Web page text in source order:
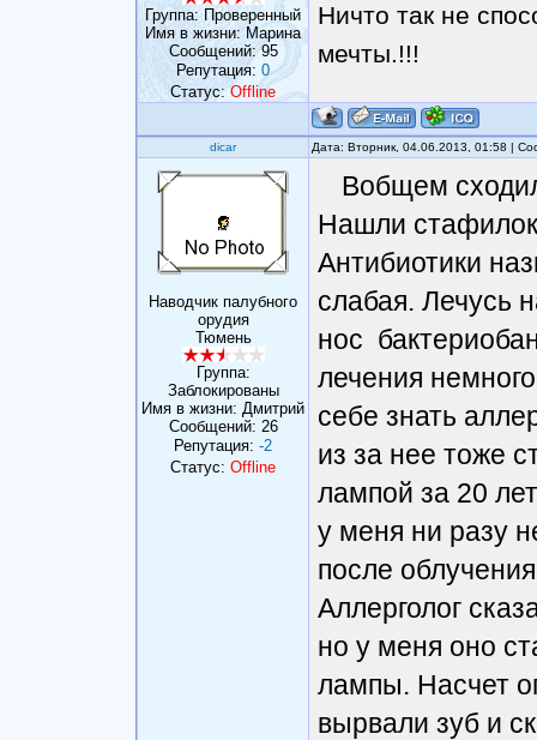
Группа: Проверенный
Имя в жизни: Марина
Сообщений:95
Репутация: 0
Статус:Offline
Ничто так не
мечты.!!!
dicar Дата: Вторник, 04.06.2013, 01:58 |
Наводчик палубного
орудия
Тюмень
Группа:
Заблокированы
Имя в жизни: Дмитрий
Сообщений: 26
Репутация: -2
Статус: Offline
Вобщем
Нашли
Антибиотики
слабая. Лечусь
нос
лечения
себе знать
из за нее тоже
лампой за 20
у меня ни разу
после
Аллерголог
но у меня оно
лампы. Насчет
вырвали зуб и